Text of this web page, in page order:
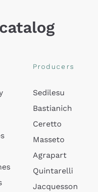
Producers
Sedilesu
Bastianich
Ceretto
Masseto
Agrapart
Quintarelli
Jacquesson